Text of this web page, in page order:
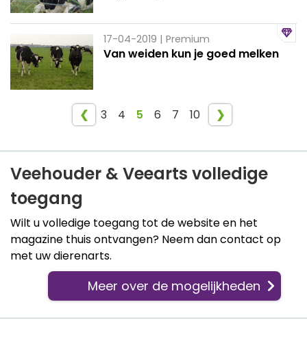
17-04-2019 | Premium
Van weiden kun je goed melken
❮ 3 4 5 6 7 10 ❯
Veehouder & Veearts volledige
toegang
Wilt u volledige toegang tot de website en het
magazine thuis ontvangen? Neem dan contact op
met uw dierenarts.
Meer over de mogelijkheden